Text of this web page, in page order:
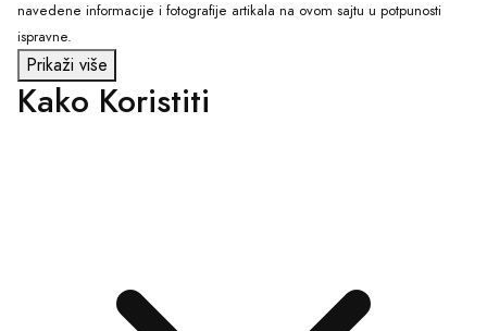
navedene informacije i fotografije artikala na ovom sajtu u potpunosti
ispravne.
Prikaži više
Kako Koristiti